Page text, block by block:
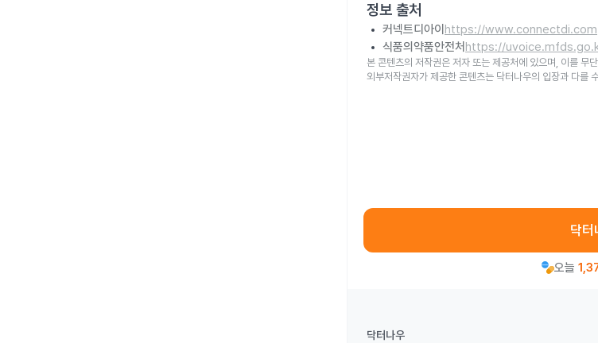
정보 출처
커넥트디아이 https://www.connectdi.com
식품의약품안전처 https://
본 콘텐츠의 저작권은 저자 또는 제공처에 있으며, 이를 무
외부저작권자가 제공한 콘텐츠는 닥터나우의 입장과 다를
닥터
오늘
닥터나우